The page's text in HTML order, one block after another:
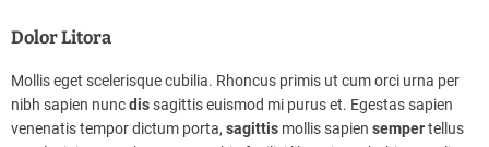
Dolor Litora
Mollis eget scelerisque cubilia. Rhoncus primis ut cum orci urna per
nibh sapien nuncdissagittis euismod mi purus et. Egestas sapien
venenatis tempor dictum porta, sagittis mollis sapien sempertellus